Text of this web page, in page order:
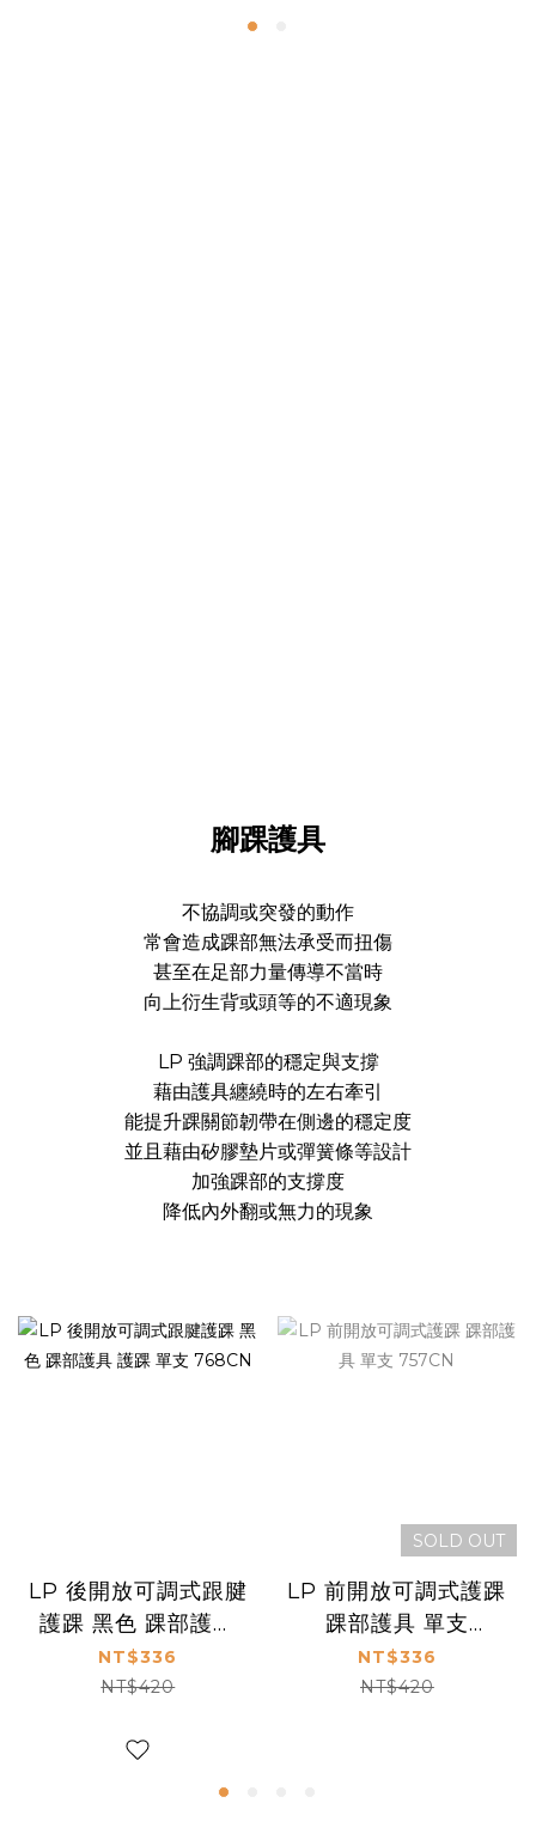
腳踝護具
不協調或突發的動作
常會造成踝部無法承受而扭傷
甚至在足部力量傳導不當時
向上衍生背或頭等的不適現象
LP 強調踝部的穩定與支撐
藉由護具纏繞時的左右牽引
能提升踝關節韌帶在側邊的穩定度
並且藉由矽膠墊片或彈簧條等設計
加強踝部的支撐度
降低內外翻或無力的現象
LP 後開放可調式跟腱
護踝 黑色 踝部護具
護踝 單支 768CN
NT$336
NT$420
SOLD OUT
LP 前開放可調式護踝
踝部護具 單支
757CN
NT$336
NT$420